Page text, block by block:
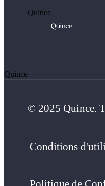
Quince
Quince
© 2025 Quince.
Conditions